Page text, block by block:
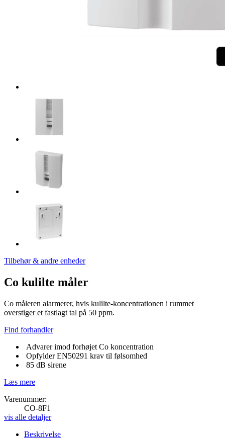
Tilbehør & andre enheder
Co kulilte måler
Co måleren alarmerer, hvis kulilte-koncentrationen i rummet
overstiger et fastlagt tal på 50 ppm.
Find forhandler
Advarer imod forhøjet Co koncentration
Opfylder EN50291 krav til følsomhed
85 dB sirene
Læs mere
Varenummer:
CO-8F1
vis alle detaljer
Beskrivelse